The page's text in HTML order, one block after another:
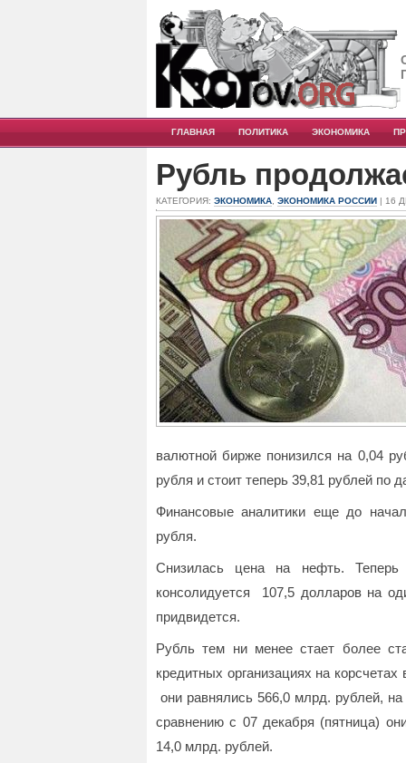
ГЛАВНАЯ ПОЛИТИКА ЭКОНОМИКА
Рубль
КАТЕГОРИЯ: ЭКОНОМИКА ЭКОНОМИКА РОССИИ | 16
валютной бирже понизился на 0,04
рубля и стоит теперь 39,81 рублей
Финансовые аналитики еще до
рубля.
Снизилась цена на нефть.
консолидуется 107,5 долларов на
придвидется.
Рубль тем ни менее стает более
кредитных организациях на
они равнялись 566,0 млрд. рублей,
сравнению с 07 декабря (пятница)
14,0 млрд. рублей.